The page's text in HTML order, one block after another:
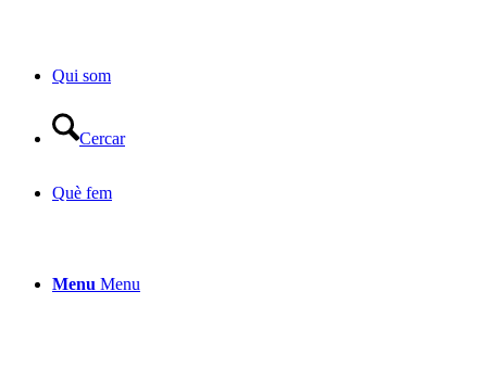
Cercar
Menu Menu
Qui som
Què fem